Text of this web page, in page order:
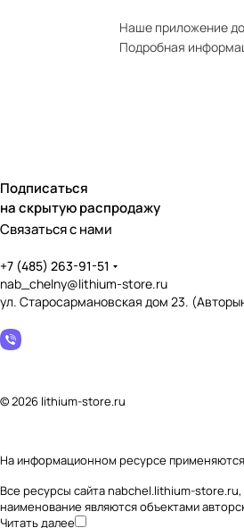
Наше приложение
Подробная
Подписаться
на скрытую распродажу
Связаться с нами
+7 (485) 263-91-51
nab_chelny@lithium-store.ru
ул. Старосармановская дом 23.
© 2026 lithium-store.ru
На информационном ресурсе применяются
Все ресурсы сайта nabchel.lithium-
наименование являются объектами
Читать далее